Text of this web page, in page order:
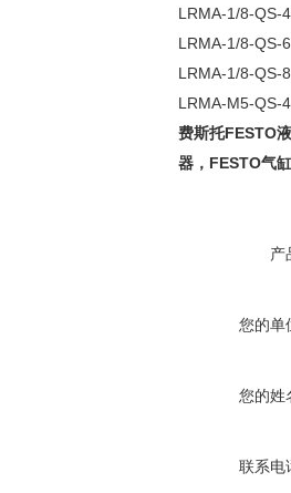
LRMA-1/8-QS-
LRMA-1/8-QS-
LRMA-1/8-QS-
LRMA-M5-QS-
费斯托FESTO
器， FESTO气
产
您的单
您的姓
联系电